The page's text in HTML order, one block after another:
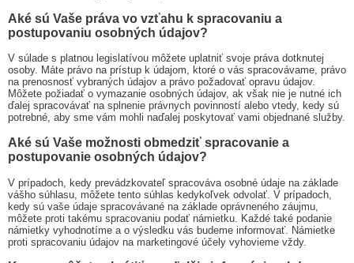
Aké sú Vaše práva vo vzťahu k spracovaniu a
postupovaniu osobných údajov?
V súlade s platnou legislatívou môžete uplatniť svoje práva dotknutej
osoby. Máte právo na prístup k údajom, ktoré o vás spracovávame, právo
na prenosnosť vybraných údajov a právo požadovať opravu údajov.
Môžete požiadať o vymazanie osobných údajov, ak však nie je nutné ich
ďalej spracovávať na splnenie právnych povinností alebo vtedy, kedy sú
potrebné, aby sme vám mohli naďalej poskytovať vami objednané služby.
Aké sú Vaše možnosti obmedziť spracovanie a
postupovanie osobných údajov?
V prípadoch, kedy prevádzkovateľ spracováva osobné údaje na základe
vášho súhlasu, môžete tento súhlas kedykoľvek odvolať. V prípadoch,
kedy sú vaše údaje spracovávané na základe oprávneného záujmu,
môžete proti takému spracovaniu podať námietku. Každé také podanie
námietky vyhodnotíme a o výsledku vás budeme informovať. Námietke
proti spracovaniu údajov na marketingové účely vyhovieme vždy.